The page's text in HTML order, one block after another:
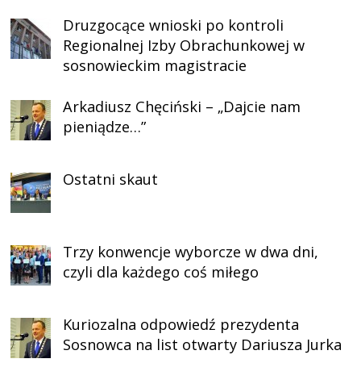
Druzgocące wnioski po kontroli
Regionalnej Izby Obrachunkowej w
sosnowieckim magistracie
Arkadiusz Chęciński – „Dajcie nam
pieniądze…”
Ostatni skaut
Trzy konwencje wyborcze w dwa dni,
czyli dla każdego coś miłego
Kuriozalna odpowiedź prezydenta
Sosnowca na list otwarty Dariusza Jurka